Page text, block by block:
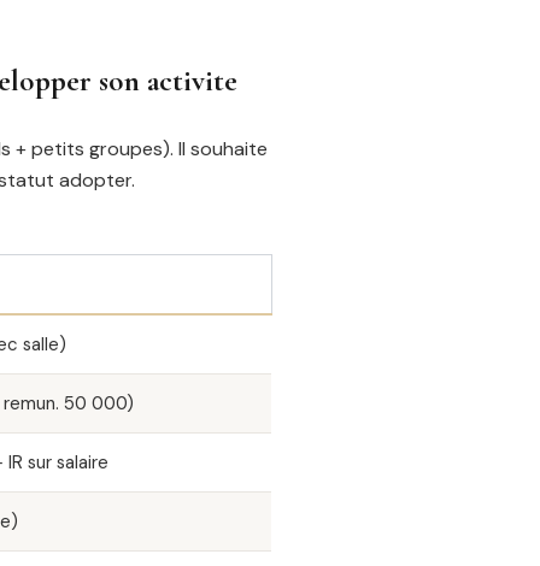
son activite
+ petits groupes). Il souhaite
adopter.
salle)
50 000)
sur salaire